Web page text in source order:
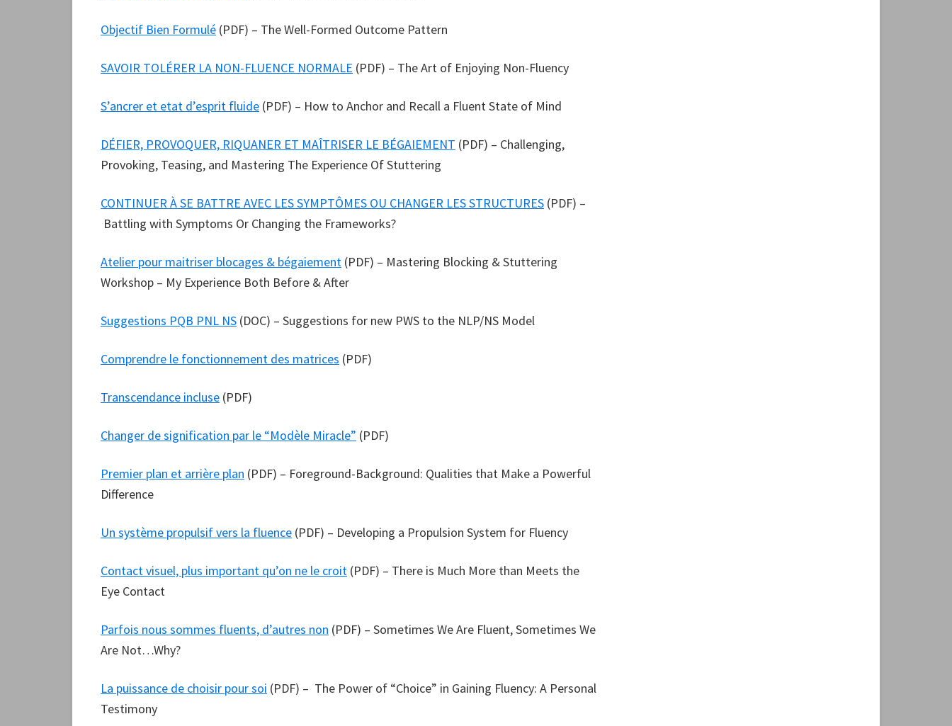
Objectif Bien Formulé (PDF) – The Well-Formed Outcome Pattern
SAVOIR TOLÉRER LA NON-FLUENCE NORMALE (PDF) – The Art of Enjoying Non-Fluency
S’ancrer et etat d’esprit fluide (PDF) – How to Anchor and Recall a Fluent State of Mind
DÉFIER, PROVOQUER, RIQUANER ET MAÎTRISER LE BÉGAIEMENT (PDF) – Challenging,
Provoking, Teasing, and Mastering The Experience Of Stuttering
CONTINUER À SE BATTRE AVEC LES SYMPTÔMES OU CHANGER LES STRUCTURES (PDF) –
Battling with Symptoms Or Changing the Frameworks?
Atelier pour maitriser blocages & bégaiement (PDF) – Mastering Blocking & Stuttering
Workshop – My Experience Both Before & After
Suggestions PQB PNL NS (DOC) – Suggestions for new PWS to the NLP/NS Model
Comprendre le fonctionnement des matrices (PDF)
Transcendance incluse (PDF)
Changer de signification par le “Modèle Miracle” (PDF)
Premier plan et arrière plan (PDF) – Foreground-Background: Qualities that Make a Powerful
Difference
Un système propulsif vers la fluence (PDF) – Developing a Propulsion System for Fluency
Contact visuel, plus important qu’on ne le croit (PDF) – There is Much More than Meets the
Eye Contact
Parfois nous sommes fluents, d’autres non (PDF) – Sometimes We Are Fluent, Sometimes We
Are Not…Why?
La puissance de choisir pour soi (PDF) – The Power of “Choice” in Gaining Fluency: A Personal
Testimony